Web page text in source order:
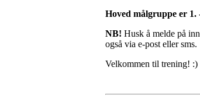
Hoved målgruppe er 1.
NB! Husk å melde på
også via e-post eller sms.
Velkommen til trening! :)